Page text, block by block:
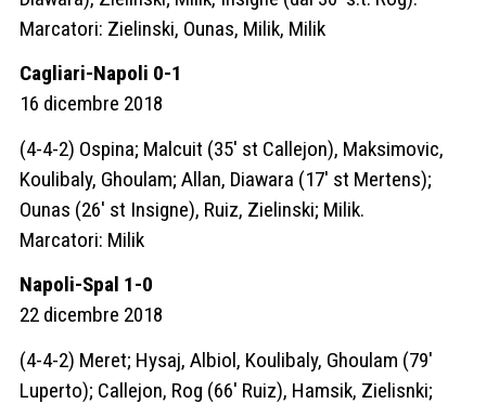
Marcatori: Zielinski, Ounas, Milik, Milik
Cagliari-Napoli 0-1
16 dicembre 2018
(4-4-2) Ospina; Malcuit (35′ st Callejon), Maksimovic,
Koulibaly, Ghoulam; Allan, Diawara (17′ st Mertens);
Ounas (26′ st Insigne), Ruiz, Zielinski; Milik.
Marcatori: Milik
Napoli-Spal 1-0
22 dicembre 2018
(4-4-2) Meret; Hysaj, Albiol, Koulibaly, Ghoulam (79′
Luperto); Callejon, Rog (66′ Ruiz), Hamsik, Zielisnki;